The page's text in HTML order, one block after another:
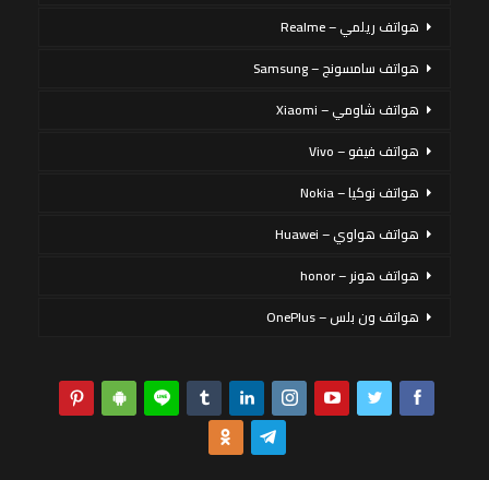
هواتف ريلمي – Realme
هواتف سامسونج – Samsung
هواتف شاومي – Xiaomi
هواتف فيفو – Vivo
هواتف نوكيا – Nokia
هواتف هواوي – Huawei
هواتف هونر – honor
هواتف ون بلس – OnePlus